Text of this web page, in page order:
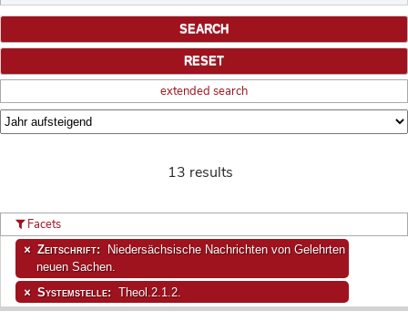
extended search
13 results
Facets
Zeitschrift:
Niedersächsische Nachrichten von Gelehrten
neuen Sachen.
Systemstelle: Theol.2.1.2.